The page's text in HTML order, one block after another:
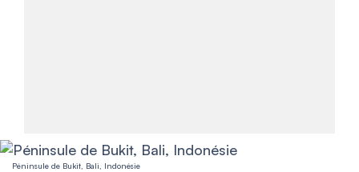
Péninsule de Bukit, Bali, Indonésie